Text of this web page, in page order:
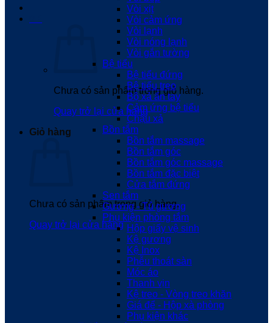
Chưa có sản phẩm trong giỏ hàng.
Quay trở lại cửa hàng
Giỏ hàng
Chưa có sản phẩm trong giỏ hàng.
Quay trở lại cửa hàng
Vòi xịt
Vòi cảm ứng
Vòi lạnh
Vòi nóng lạnh
Vòi gắn tường
Bệ tiểu
Bệ tiểu đứng
Bệ tiểu treo
Bộ xả ấn tay
Cảm ứng bệ tiểu
Chậu xả
Bồn tắm
Bồn tắm massage
Bồn tắm góc
Bồn tắm góc massage
Bồn tắm đặc biệt
Cửa tắm đứng
Sen tắm
Gương - Tủ gương
Phụ kiện phòng tắm
Hộp giấy vệ sinh
Kệ gương
Kệ Inox
Phễu thoát sàn
Móc áo
Thanh vịn
Kệ treo - Vòng treo khăn
Giá để - Hộp xà phòng
Phụ kiện khác